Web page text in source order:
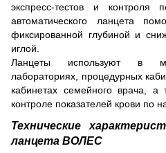
экспресс-тестов и контроля
автоматического ланцета
фиксированной глубиной и
иглой.
Ланцеты используют в
лабораториях, процедурных
кабинетах семейного врача, а
контроле показателей крови по
Технические
ланцета ВОЛЕС